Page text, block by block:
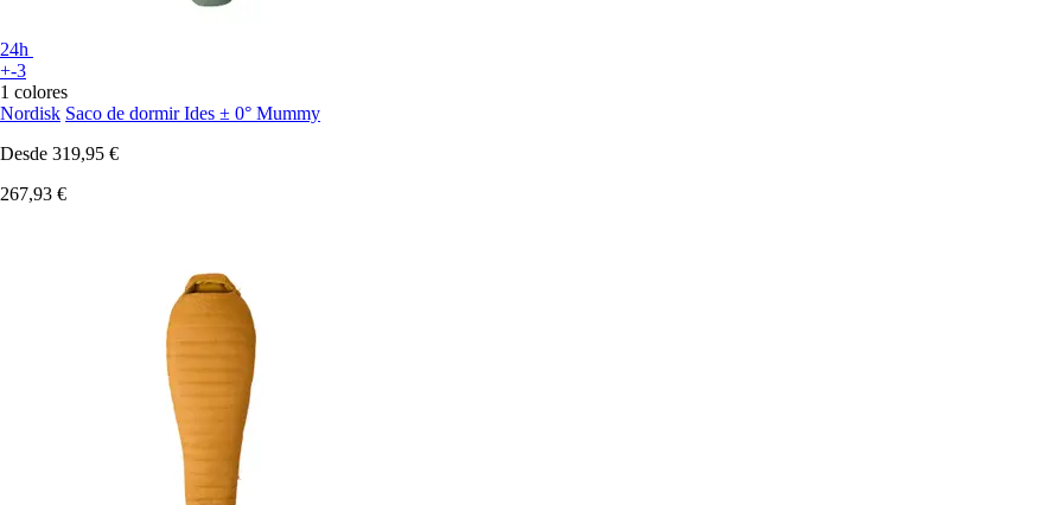
24h
+-3
1 colores
Nordisk Saco de dormir Ides ± 0° Mummy
Desde 319,95 €
267,93 €